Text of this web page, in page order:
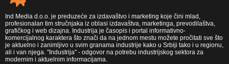
Ind Media d.o.o. je preduzeće za izdavaštvo i marketing koje čini mlad,
profesionalan tim stručnjaka iz oblasi izdavaštva, marketinga, prevodilaštva,
grafičkog i web dizajna. Industrija je časopis i portal informativno-
komercijalnog karaktera što znači da na jednom mestu možete pročitati sve što
je aktuelno i zanimljivo u svim granama industrije kako u Srbiji tako i u regionu,
ali i van njega. "Industrija" - odgovor na potrebu industrijskog sektora za
modernim i aktuelnim informacijama.